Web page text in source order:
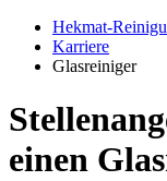
Hekmat-
Karriere
Glasreiniger
einen